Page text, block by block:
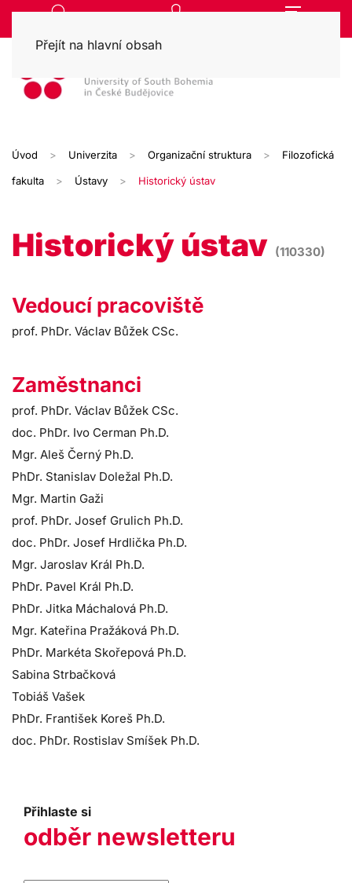
Přejít na hlavní obsah
Úvod Univerzita Organizační struktura Filozofická
fakulta Ústavy Historický ústav
Historický ústav (110330)
Vedoucí pracoviště
prof. PhDr. Václav Bůžek CSc.
Zaměstnanci
prof. PhDr. Václav Bůžek CSc.
doc. PhDr. Ivo Cerman Ph.D.
Mgr. Aleš Černý Ph.D.
PhDr. Stanislav Doležal Ph.D.
Mgr. Martin Gaži
prof. PhDr. Josef Grulich Ph.D.
doc. PhDr. Josef Hrdlička Ph.D.
Mgr. Jaroslav Král Ph.D.
PhDr. Pavel Král Ph.D.
PhDr. Jitka Máchalová Ph.D.
Mgr. Kateřina Pražáková Ph.D.
PhDr. Markéta Skořepová Ph.D.
Sabina Strbačková
Tobiáš Vašek
PhDr. František Koreš Ph.D.
doc. PhDr. Rostislav Smíšek Ph.D.
Přihlaste si
odběr newsletteru